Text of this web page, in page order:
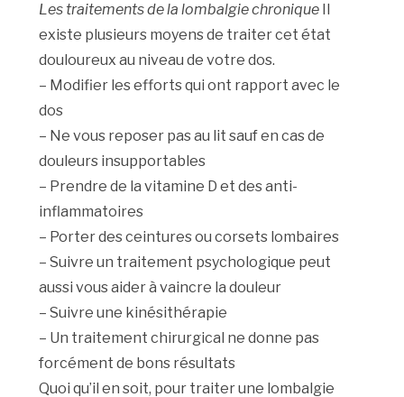
Les traitements de la lombalgie chronique
existe plusieurs moyens de traiter cet état
douloureux au niveau de votre dos.
– Modifier les efforts qui ont rapport avec le
dos
– Ne vous reposer pas au lit sauf en cas de
douleurs insupportables
– Prendre de la vitamine D et des anti-
inflammatoires
– Porter des ceintures ou corsets lombaires
– Suivre un traitement psychologique peut
aussi vous aider à vaincre la douleur
– Suivre une kinésithérapie
– Un traitement chirurgical ne donne pas
forcément de bons résultats
Quoi qu’il en soit, pour traiter une lombalgie